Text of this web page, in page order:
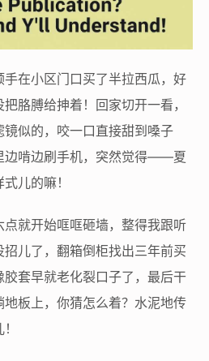
在小区门口买了半拉西瓜，好
胳膊给抻着！回家切开一看，
似的，咬一口直接甜到嗓子
边啃边刷手机，突然觉得——夏
儿的嘛！
点就开始哐哐砸墙，整得我跟听
儿了，翻箱倒柜找出三年前买
套早就老化裂口子了，最后干
板上，你猜怎么着？水泥地传